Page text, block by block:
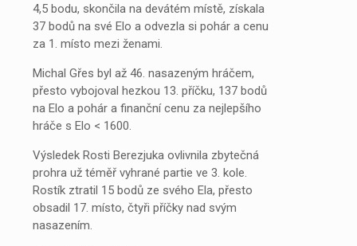
4,5 bodu, skončila na devátém místě, získala
37 bodů na své Elo a odvezla si pohár a cenu
za 1. místo mezi ženami.
Michal Gřes byl až 46. nasazeným hráčem,
přesto vybojoval hezkou 13. příčku, 137 bodů
na Elo a pohár a finanční cenu za nejlepšího
hráče s Elo < 1600.
Výsledek Rosti Berezjuka ovlivnila zbytečná
prohra už téměř vyhrané partie ve 3. kole.
Rostík ztratil 15 bodů ze svého Ela, přesto
obsadil 17. místo, čtyři příčky nad svým
nasazením.